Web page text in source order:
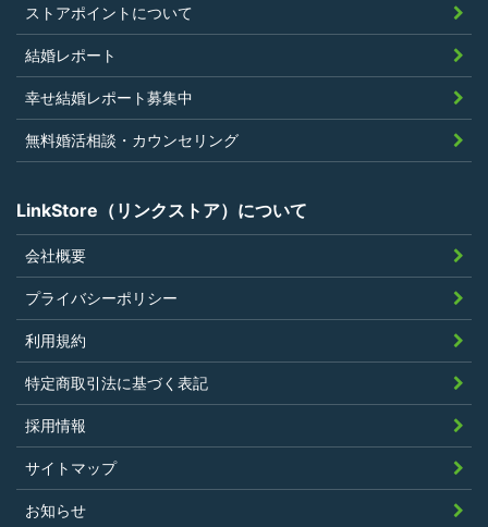
過去に会員登録を抹消されたり、利用停
止処分を受けたことがないこと
当社の提供するサービスと同一または類
似のサービスを提供することを業とする
法人または個人若しくはそれらの従業者
でないこと
利用者は、本規約に違反することなく、
LinkStoreを利用することにより、当社が定
める基準に従ったポイントの付与を受けるこ
とができます。
その他、キャンペーンなど当社の判断により
随時ポイントの付与をすることがあります。
ストアポイントについて
結婚レポート
幸せ結婚レポート募集中
無料婚活相談・カウンセリング
LinkStore（リンクストア）について
会社概要
プライバシーポリシー
利用規約
特定商取引法に基づく表記
採用情報
サイトマップ
お知らせ